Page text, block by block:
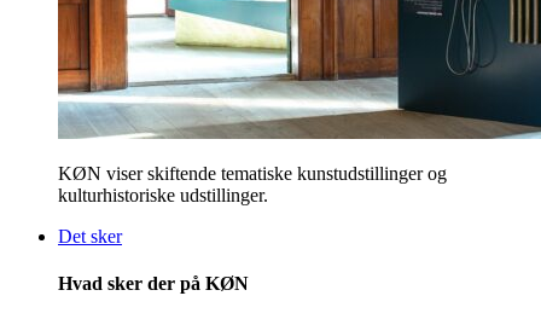
KØN viser skiftende tematiske kunstudstillinger og
kulturhistoriske udstillinger.
Det sker
Hvad sker der på KØN